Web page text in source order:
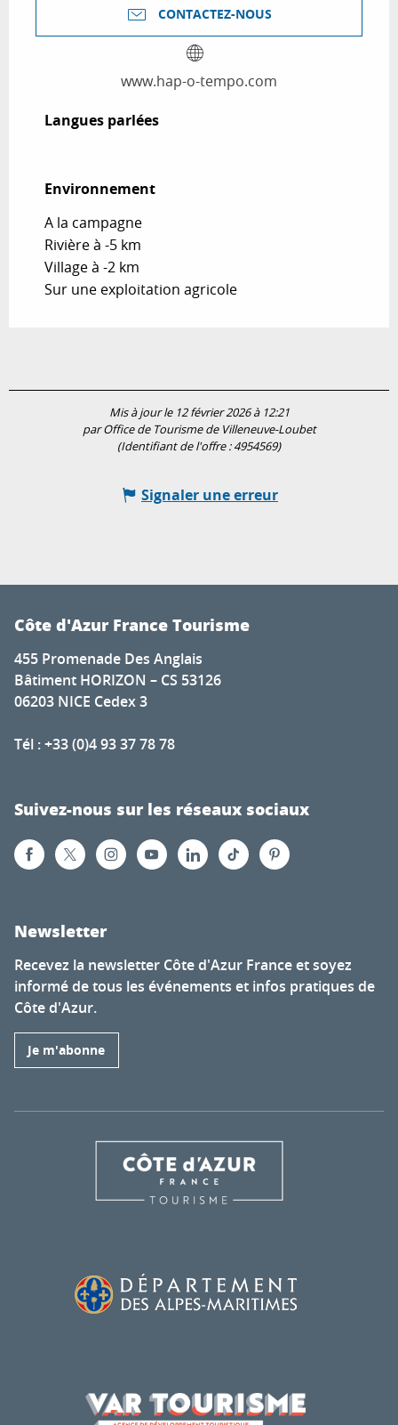
CONTACTEZ-NOUS
www.hap-o-tempo.com
Langues parlées
Langues parlées
Environnement
Environnement
A la campagne
Rivière à -5 km
Village à -2 km
Sur une exploitation agricole
Mis à jour le 12 février 2026 à 12:21
par Office de Tourisme de Villeneuve-Loubet
(Identifiant de l'offre :4954569)
Signaler une erreur
Côte d'Azur France Tourisme
455 Promenade Des Anglais
Bâtiment HORIZON – CS 53126
06203 NICE Cedex 3
Tél : +33 (0)4 93 37 78 78
Suivez-nous sur les réseaux sociaux
Newsletter
Recevez la newsletter Côte d'Azur France et soyez
informé de tous les événements et infos pratiques de
Côte d'Azur.
Je m'abonne